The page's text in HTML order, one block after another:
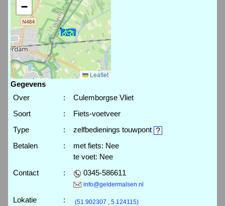
−
Leaflet
Gegevens
Over
:
Culemborgse Vliet
Soort
:
Fiets-voetveer
Type
:
zelfbedienings touwpont
Betalen
:
met fiets: Nee
te voet: Nee
Contact
: 0345-586611
info@geldermalsen.nl
Lokatie : (51.902307 , 5.124115)